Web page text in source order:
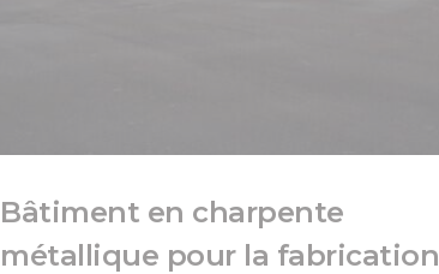
Bâtiment en charpente
métallique pour la fabrication